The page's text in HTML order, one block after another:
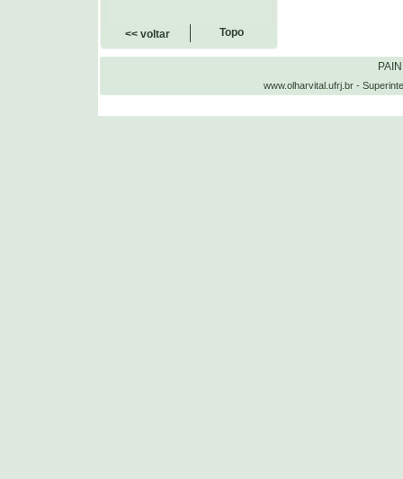
<< voltar Topo
www.olharvital.ufrj.br -